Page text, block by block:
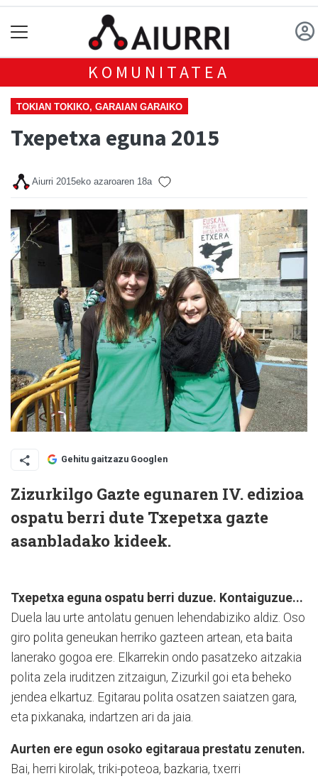
KOMUNITATEA
TOKIAN TOKIKO, GARAIAN GARAIKO
Txepetxa eguna 2015
Aiurri 2015eko azaroaren 18a
Gehitu gaitzazu Googlen
Zizurkilgo Gazte egunaren IV. edizioa
ospatu berri dute Txepetxa gazte
asanbladako kideek.
Txepetxa eguna ospatu berri duzue. Kontaiguzue...
Duela lau urte antolatu genuen lehendabiziko aldiz. Oso
giro polita geneukan herriko gazteen artean, eta baita
lanerako gogoa ere. Elkarrekin ondo pasatzeko aitzakia
polita zela iruditzen zitzaigun, Zizurkil goi eta beheko
jendea elkartuz. Egitarau polita osatzen saiatzen gara,
eta pixkanaka, indartzen ari da jaia.
Aurten ere egun osoko egitaraua prestatu zenuten.
Bai, herri kirolak, triki-poteoa, bazkaria, txerri